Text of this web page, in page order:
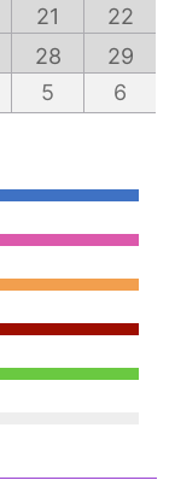
21
22
28
29
5 6